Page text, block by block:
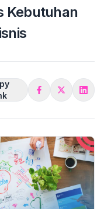
Kebutuhan